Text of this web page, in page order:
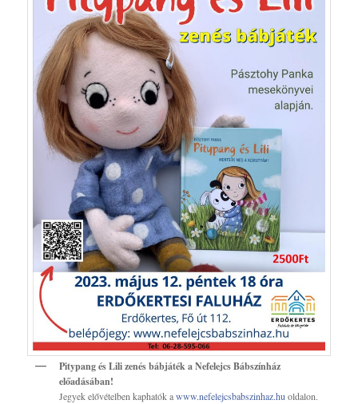
Pitypang és Lili zenés bábjáték a Nefelejcs Bábszínház
előadásában!
Jegyek elővételben kaphatók awww.nefelejcsbabszinhaz.huoldalon.